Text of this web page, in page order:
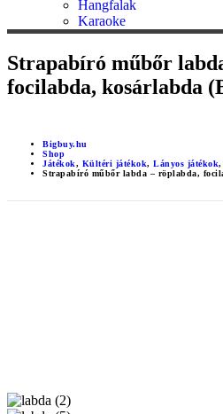
Hangfalak
Karaoke
Strapabíró műbőr
focilabda, kosárlabda
Bigbuy.hu
Shop
Játékok, Kültéri játékok, Lányos játékok,
Strapabíró műbőr labda – röplabda,